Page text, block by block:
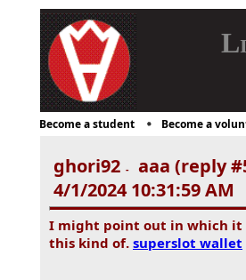
Become a student Become a
ghori92 -
aaa (reply
4/1/2024 10:31:59 AM
I might point out in which it
this kind of. superslot wallet